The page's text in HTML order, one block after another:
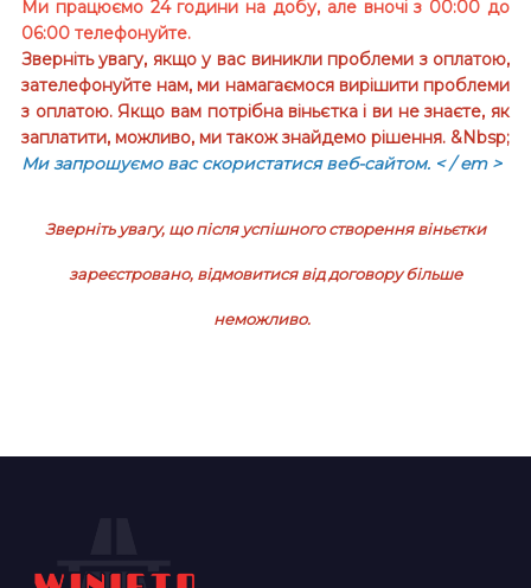
Ми працюємо 24 години на добу, але вночі з 00:00 до
06:00 телефонуйте.
Зверніть увагу, якщо у вас виникли проблеми з оплатою,
зателефонуйте нам, ми намагаємося вирішити проблеми
з оплатою. Якщо вам потрібна віньєтка і ви не знаєте, як
заплатити, можливо, ми також знайдемо рішення. &Nbsp;
Ми запрошуємо вас скористатися веб-сайтом. < / em >
Зверніть увагу, що після успішного створення віньєтки
зареєстровано, відмовитися від договору більше
неможливо.